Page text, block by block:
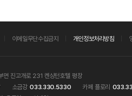
이메일무단수집금지 개인정보처리방침
면 진고개로 231 켄싱턴호텔 평창
소금강 033.330.5330 카페 플로리